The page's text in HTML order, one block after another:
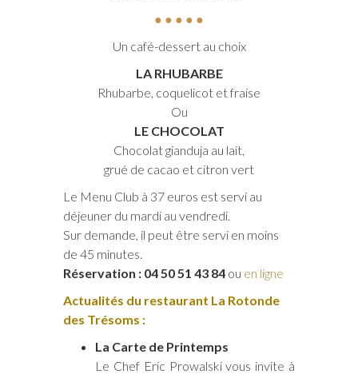
● ● ● ● ●
Un café-dessert au choix
LA RHUBARBE
Rhubarbe, coquelicot et fraise
Ou
LE CHOCOLAT
Chocolat gianduja au lait,
grué de cacao et citron vert
Le Menu Club à 37 euros est servi au
déjeuner du mardi au vendredi.
Sur demande, il peut être servi en moins
de 45 minutes.
Réservation : 04 50 51 43 84 ou en ligne
Actualités du restaurant La Rotonde
des Trésoms :
La Carte de Printemps
Le Chef Eric Prowalski vous invite à